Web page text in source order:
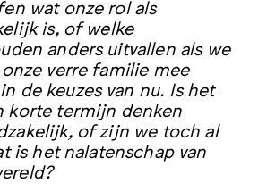
wat onze rol als
is, of welke
anders uitvallen als we
verre familie mee
de keuzes van nu. Is het
korte termijn denken
of zijn we toch al
is het nalatenschap van